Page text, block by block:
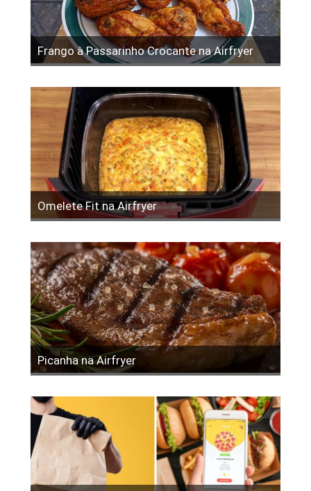
Frango à Passarinho Crocante na Airfryer
Omelete Fit na Airfryer
Picanha na Airfryer